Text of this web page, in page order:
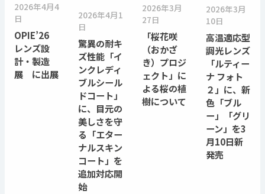
2026年4月4
日
OPIE’26
レンズ設
計・製造
展 に出展
2026年4月1
日
驚異の耐キ
ズ性能「イ
ンクレディ
ブルシール
ドコート」
に、目元の
美しさを守
る「エター
ナルスキン
コート」を
追加対応開
始
2026年3月
27日
「桜花咲
（おかざ
き）プロジ
ェクト」に
よる桜の植
樹について
2026年3月
10日
高温適応型
調光レンズ
「ルティー
ナ フォト
２」に、新
色「ブル
ー」「グリ
ーン」を3
月10日新
発売